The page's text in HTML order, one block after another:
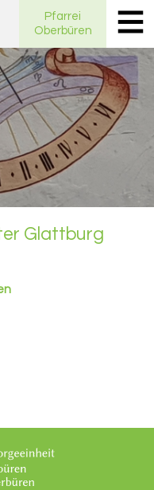
Pfarrei
Oberbüren
Glatt­burg